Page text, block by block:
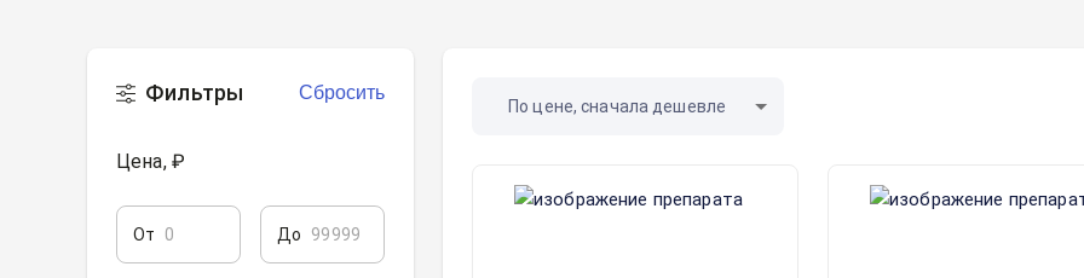
Фильтры Сбросить
Цена, ₽
От До
По цене, сначала дешевле